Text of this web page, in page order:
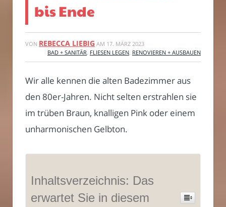
bis Ende
VON REBECCA LIEBIG AM 17. MÄRZ 2023
BAD + SANITÄR FLIESEN LEGEN RENOVIEREN + AUSBAUEN
Wir alle kennen die alten Badezimmer aus
den 80er-Jahren. Nicht selten erstrahlen sie
im trüben Braun, knalligen Pink oder einem
unharmonischen Gelbton.
Inhaltsverzeichnis: Das
erwartet Sie in diesem